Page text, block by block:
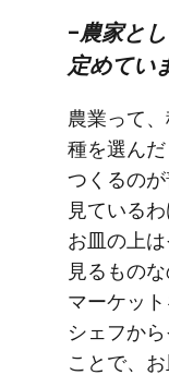
–農家と​
定めてい
農業って
種を​選ん
つくるの
見ている
お皿の​上
見る​もの
マーケッ
シェフか
ことで、​